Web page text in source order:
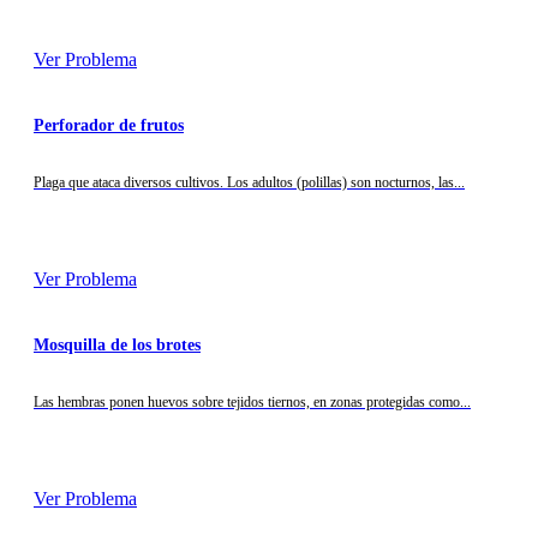
Ver Problema
Perforador de frutos
Plaga que ataca diversos cultivos. Los adultos (polillas) son nocturnos, las...
Ver Problema
Mosquilla de los brotes
Las hembras ponen huevos sobre tejidos tiernos, en zonas protegidas como...
Ver Problema